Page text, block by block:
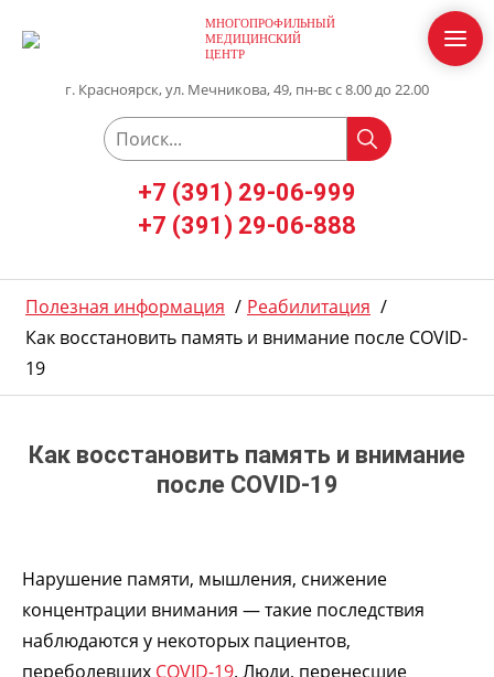
МНОГОПРОФИЛЬНЫЙ
МЕДИЦИНСКИЙ
ЦЕНТР
г. Красноярск, ул. Мечникова, 49, пн-вс с 8.00 до 22.00
+7 (391) 29-06-999
+7 (391) 29-06-888
Полезная информация / Реабилитация /
Как восстановить память и внимание после COVID-
19
Как восстановить память и внимание
после COVID-19
Нарушение памяти, мышления, снижение
концентрации внимания — такие последствия
наблюдаются у некоторых пациентов,
переболевших COVID-19. Люди, перенесшие